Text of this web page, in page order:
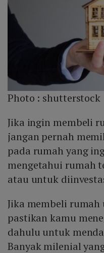
Photo : shutterstock
Jika ingin membeli
jangan pernah
pada rumah yang
mengetahui rumah
atau untuk
Jika membeli
pastikan kamu
dahulu untuk
Banyak milenial